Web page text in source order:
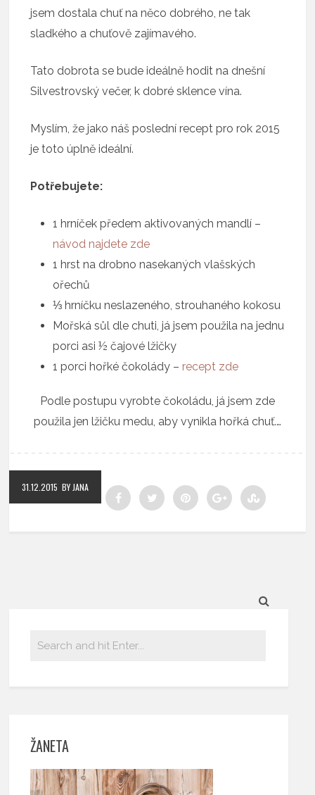
jsem dostala chuť na něco dobrého, ne tak
sladkého a chuťově zajímavého.
Tato dobrota se bude ideálně hodit na dnešní
Silvestrovský večer, k dobré sklence vína.
Myslím, že jako náš poslední recept pro rok 2015
je toto úplně ideální.
Potřebujete:
1 hrníček předem aktivovaných mandlí –
návod najdete zde
1 hrst na drobno nasekaných vlašských
ořechů
⅓ hrníčku neslazeného, strouhaného kokosu
Mořská sůl dle chuti, já jsem použila na jednu
porci asi ½ čajové lžičky
1 porci hořké čokolády – recept zde
Podle postupu vyrobte čokoládu, já jsem zde
použila jen lžičku medu, aby vynikla hořká chuť.…
31.12.2015 BY JANA
ŽANETA